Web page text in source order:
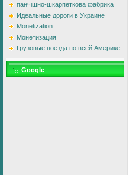
панчішно-шкарпеткова фабрика
Идеальные дороги в Украине
Monetization
Монетизация
Грузовые поезда по всей Америке
Google